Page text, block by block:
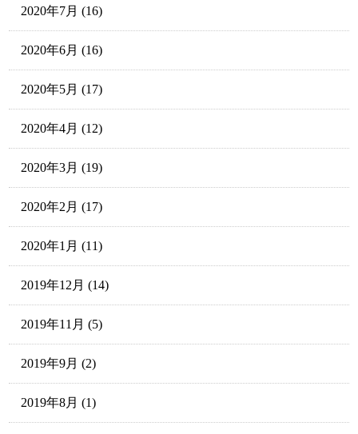
2020年7月 (16)
2020年6月 (16)
2020年5月 (17)
2020年4月 (12)
2020年3月 (19)
2020年2月 (17)
2020年1月 (11)
2019年12月 (14)
2019年11月 (5)
2019年9月 (2)
2019年8月 (1)